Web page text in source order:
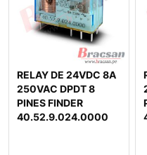
RELAY DE 24VDC 8A
250VAC DPDT 8
PINES FINDER
40.52.9.024.0000